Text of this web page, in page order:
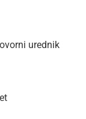
urednik